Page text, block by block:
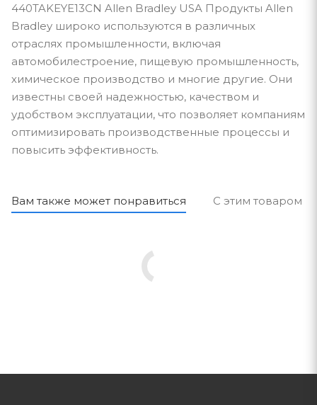
440TAKEYE13CN Allen Bradley USA Продукты Allen
Bradley широко используются в различных
отраслях промышленности, включая
автомобилестроение, пищевую промышленность,
химическое производство и многие другие. Они
известны своей надежностью, качеством и
удобством эксплуатации, что позволяет компаниям
оптимизировать производственные процессы и
повысить эффективность.
Вам также может понравиться С этим товаром